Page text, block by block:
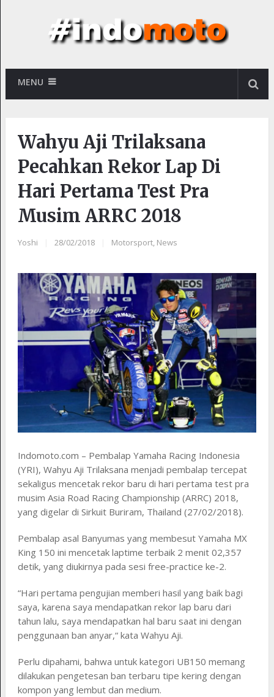
MENU
Wahyu Aji Trilaksana
Pecahkan Rekor Lap Di
Hari Pertama Test Pra
Musim ARRC 2018
Yoshi 28/02/2018 Motorsport, News
Indomoto.com – Pembalap Yamaha Racing Indonesia
(YRI), Wahyu Aji Trilaksana menjadi pembalap tercepat
sekaligus mencetak rekor baru di hari pertama test pra
musim Asia Road Racing Championship (ARRC) 2018,
yang digelar di Sirkuit Buriram, Thailand (27/02/2018).
Pembalap asal Banyumas yang membesut Yamaha MX
King 150 ini mencetak laptime terbaik 2 menit 02,357
detik, yang diukirnya pada sesi free-practice ke-2.
“Hari pertama pengujian memberi hasil yang baik bagi
saya, karena saya mendapatkan rekor lap baru dari
tahun lalu, saya mendapatkan hal baru saat ini dengan
penggunaan ban anyar,“ kata Wahyu Aji.
Perlu dipahami, bahwa untuk kategori UB150 memang
dilakukan pengetesan ban terbaru tipe kering dengan
kompon yang lembut dan medium.